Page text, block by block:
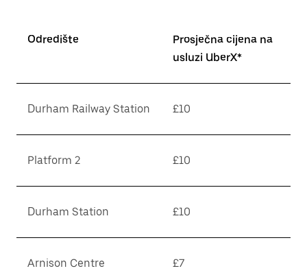
Odredište
Prosječna cijena na
usluzi UberX*
Durham Railway Station £10
Platform 2 £10
Durham Station £10
Arnison Centre £7